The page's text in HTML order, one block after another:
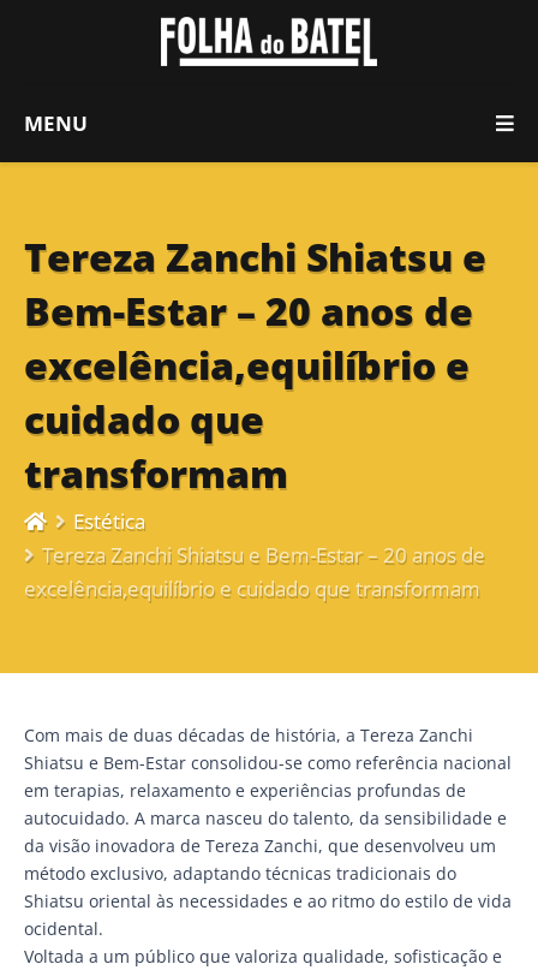
MENU
Tereza Zanchi Shiatsu e
Bem-Estar – 20 anos de
excelência,equilíbrio e
cuidado que
transformam
Estética
Tereza Zanchi Shiatsu e Bem-Estar – 20 anos de
excelência,equilíbrio e cuidado que transformam
Com mais de duas décadas de história, a Tereza Zanchi
Shiatsu e Bem-Estar consolidou-se como referência nacional
em terapias, relaxamento e experiências profundas de
autocuidado. A marca nasceu do talento, da sensibilidade e
da visão inovadora de Tereza Zanchi, que desenvolveu um
método exclusivo, adaptando técnicas tradicionais do
Shiatsu oriental às necessidades e ao ritmo do estilo de vida
ocidental.
Voltada a um público que valoriza qualidade, sofisticação e